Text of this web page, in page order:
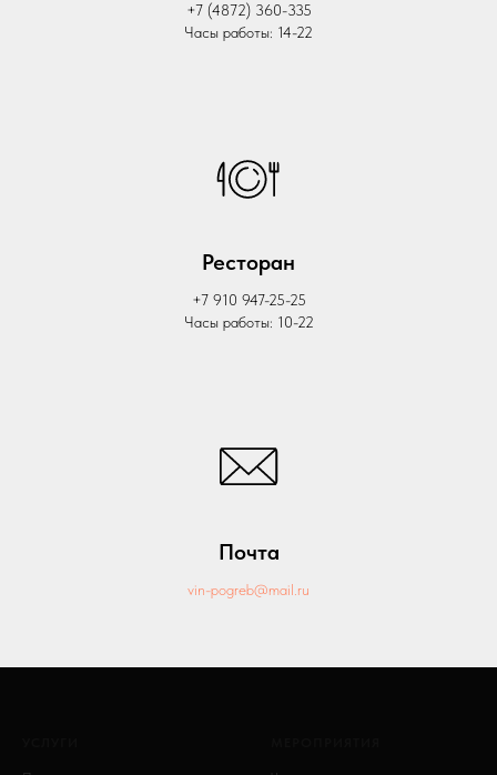
+7 (4872) 360-335
Часы работы: 14-22
Ресторан
+7 910 947-25-25
Часы работы: 10-22
Почта
vin-pogreb@mail.ru